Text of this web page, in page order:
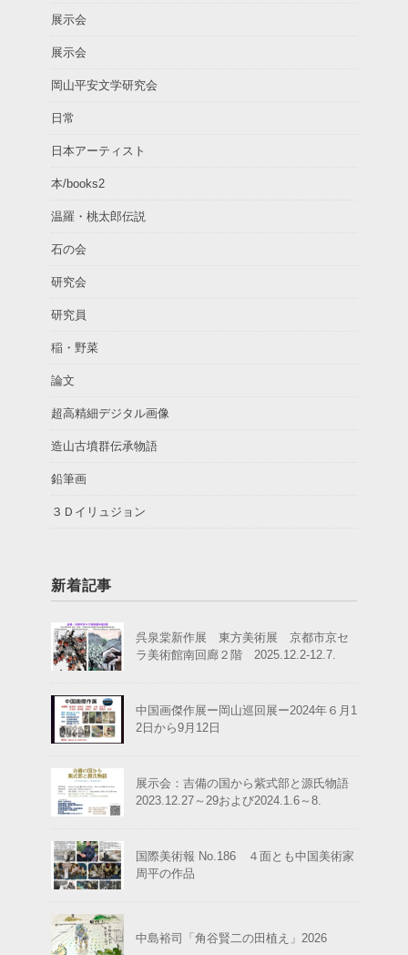
展示会
展示会
岡山平安文学研究会
日常
日本アーティスト
本/books2
温羅・桃太郎伝説
石の会
研究会
研究員
稲・野菜
論文
超高精細デジタル画像
造山古墳群伝承物語
鉛筆画
３Ｄイリュジョン
新着記事
呉泉棠新作展 東方美術展 京都市京セ
ラ美術館南回廊２階 2025.12.2-12.7.
中国画傑作展ー岡山巡回展ー2024年６月1
2日から9月12日
展示会：吉備の国から紫式部と源氏物語
2023.12.27～29および2024.1.6～8.
国際美術報 No.186 ４面とも中国美術家
周平の作品
中島裕司「角谷賢二の田植え」2026